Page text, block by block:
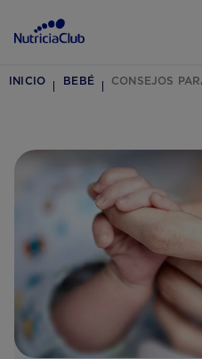
INICIO BEBÉ CONSEJOS